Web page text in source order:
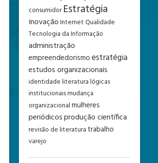
consumidor Estratégia
InovaçãoInternetQualidade
Tecnologia da Informação
administração
empreendedorismoestratégia
estudos organizacionais
identidadeliteraturalógicas
institucionaismudança
organizacionalmulheres
periódicosprodução científica
revisão de literatura trabalho
varejo